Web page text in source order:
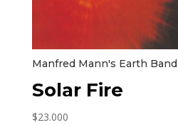
Manfred Mann's Earth Band
Solar Fire
$23.000